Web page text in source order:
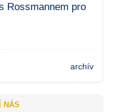
Rossmannem pro
archív
NÁS